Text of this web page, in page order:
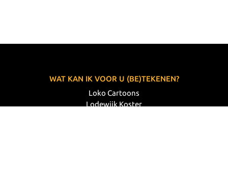
WAT KAN IK VOOR U (BE)TEKENEN?
Loko Cartoons
Lodewijk Koster